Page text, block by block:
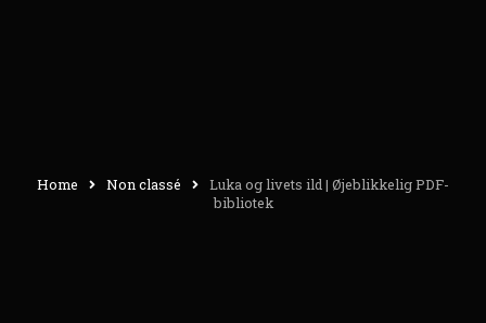
Home Non classé
Luka og livets ild | Øjeblikkelig PDF-
bibliotek